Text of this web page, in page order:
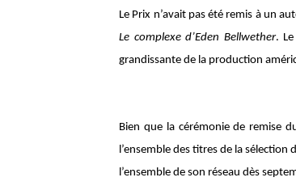
Le Prix n’avait pas été remis à un
Le complexe d’Eden Bellwether.
grandissante de la production
Bien que la cérémonie de remise
l’ensemble des titres de la
l’ensemble de son réseau dès